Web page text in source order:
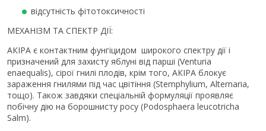
відсутність фітотоксичності
МЕХАНІЗМ ТА СПЕКТР ДІЇ:
АКІРА є контактним фунгіцидом широкого спектру дії і
призначений для захисту яблуні від парші (Venturia
enaequalis), сірої гнилі плодів, крім того, АКІРА блокує
зараження гнилями під час цвітіння (Stemphylium, Alternaria,
тощо). Також завдяки спеціальній формуляції проявляє
побічну дію на борошнисту росу (Podosphaera leucotricha
Salm).